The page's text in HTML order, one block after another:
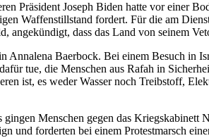
Präsident Joseph Biden hatte vor einer
Waffenstillstand fordert. Für die am
dass das Land von seinem
Baerbock. Bei einem Besuch in
tue, die Menschen aus Rafah in
ist, es weder Wasser noch Treibstoff,
Menschen gegen das Kriegskabinett
und forderten bei einem Protestmarsch